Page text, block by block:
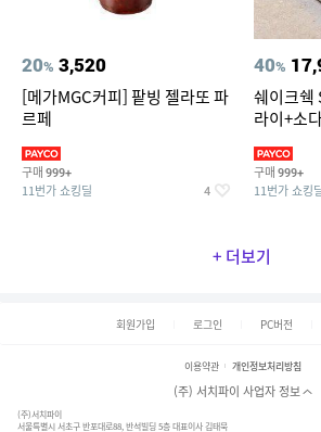
20% 3,520
[메가MGC커피] 팥빙 젤라또 파
르페
구매 999+
11번가 쇼킹딜 4
40%
쉐이크쉑
라이+소
구매 999+
11번가 쇼킹
+ 더보기
회원가입 로그인 PC버전
이용약관 개인정보처리방침
(주) 서치파이 사업자 정보
(주)서치파이
서울특별시 서초구 반포대로88, 반석빌딩 5층 대표이사 김태묵